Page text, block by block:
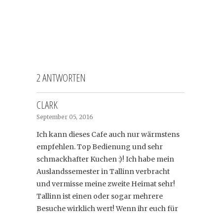
2 ANTWORTEN
CLARK
September 05, 2016
Ich kann dieses Cafe auch nur wärmstens
empfehlen. Top Bedienung und sehr
schmackhafter Kuchen :)! Ich habe mein
Auslandssemester in Tallinn verbracht
und vermisse meine zweite Heimat sehr!
Tallinn ist einen oder sogar mehrere
Besuche wirklich wert! Wenn ihr euch für